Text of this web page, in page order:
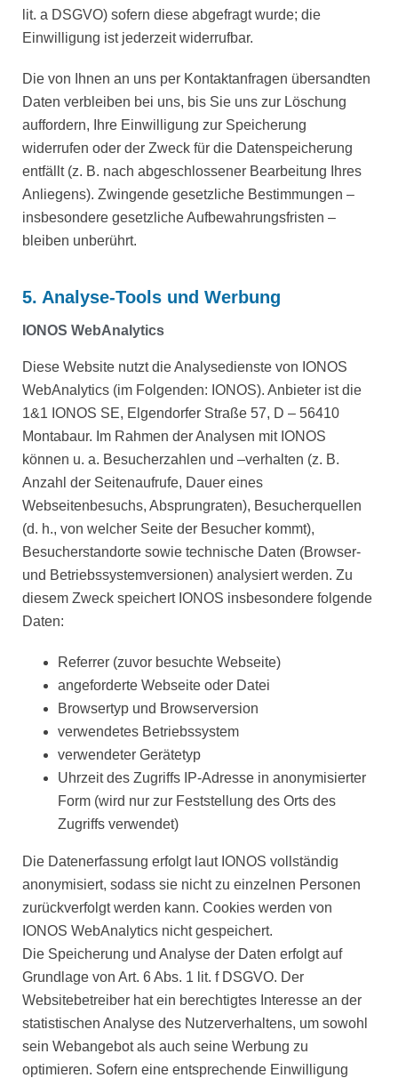
lit. a DSGVO) sofern diese abgefragt wurde; die
Einwilligung ist jederzeit widerrufbar.
Die von Ihnen an uns per Kontaktanfragen übersandten
Daten verbleiben bei uns, bis Sie uns zur Löschung
auffordern, Ihre Einwilligung zur Speicherung
widerrufen oder der Zweck für die Datenspeicherung
entfällt (z. B. nach abgeschlossener Bearbeitung Ihres
Anliegens). Zwingende gesetzliche Bestimmungen –
insbesondere gesetzliche Aufbewahrungsfristen –
bleiben unberührt.
5. Analyse-Tools und Werbung
IONOS WebAnalytics
Diese Website nutzt die Analysedienste von IONOS
WebAnalytics (im Folgenden: IONOS). Anbieter ist die
1&1 IONOS SE, Elgendorfer Straße 57, D – 56410
Montabaur. Im Rahmen der Analysen mit IONOS
können u. a. Besucherzahlen und –verhalten (z. B.
Anzahl der Seitenaufrufe, Dauer eines
Webseitenbesuchs, Absprungraten), Besucherquellen
(d. h., von welcher Seite der Besucher kommt),
Besucherstandorte sowie technische Daten (Browser-
und Betriebssystemversionen) analysiert werden. Zu
diesem Zweck speichert IONOS insbesondere folgende
Daten:
Referrer (zuvor besuchte Webseite)
angeforderte Webseite oder Datei
Browsertyp und Browserversion
verwendetes Betriebssystem
verwendeter Gerätetyp
Uhrzeit des Zugriffs IP-Adresse in anonymisierter
Form (wird nur zur Feststellung des Orts des
Zugriffs verwendet)
Die Datenerfassung erfolgt laut IONOS vollständig
anonymisiert, sodass sie nicht zu einzelnen Personen
zurückverfolgt werden kann. Cookies werden von
IONOS WebAnalytics nicht gespeichert.
Die Speicherung und Analyse der Daten erfolgt auf
Grundlage von Art. 6 Abs. 1 lit. f DSGVO. Der
Websitebetreiber hat ein berechtigtes Interesse an der
statistischen Analyse des Nutzerverhaltens, um sowohl
sein Webangebot als auch seine Werbung zu
optimieren. Sofern eine entsprechende Einwilligung